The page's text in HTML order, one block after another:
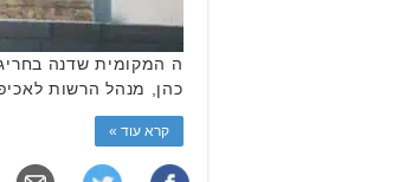
ה המקומית שדנה
כהן, מנהל הרשות לאכיפת דיני
קרא עוד »